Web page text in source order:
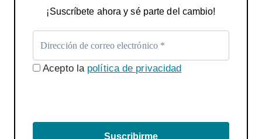
¡Suscríbete ahora y sé parte del cambio!
Acepto la política de privacidad
Suscribirme